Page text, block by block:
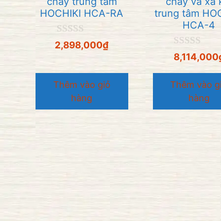
HOCHIKI HCA-RA
0
n
i
2,898,000₫
Thêm vào giỏ
hàng
trung tâm
HCA-4
0
n
g
o
à
5
8,114,000
Thêm vào
hàng